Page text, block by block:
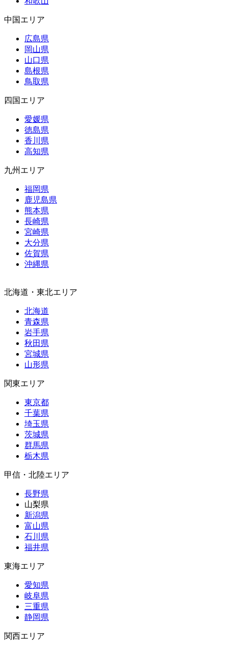
中国エリア
広島県
岡山県
山口県
島根県
鳥取県
四国エリア
愛媛県
徳島県
香川県
高知県
九州エリア
福岡県
鹿児島県
熊本県
長崎県
宮崎県
大分県
佐賀県
沖縄県
北海道・東北エリア
北海道
青森県
岩手県
秋田県
宮城県
山形県
関東エリア
東京都
千葉県
埼玉県
茨城県
群馬県
栃木県
甲信・北陸エリア
長野県
山梨県
新潟県
富山県
石川県
福井県
東海エリア
愛知県
岐阜県
三重県
静岡県
関西エリア